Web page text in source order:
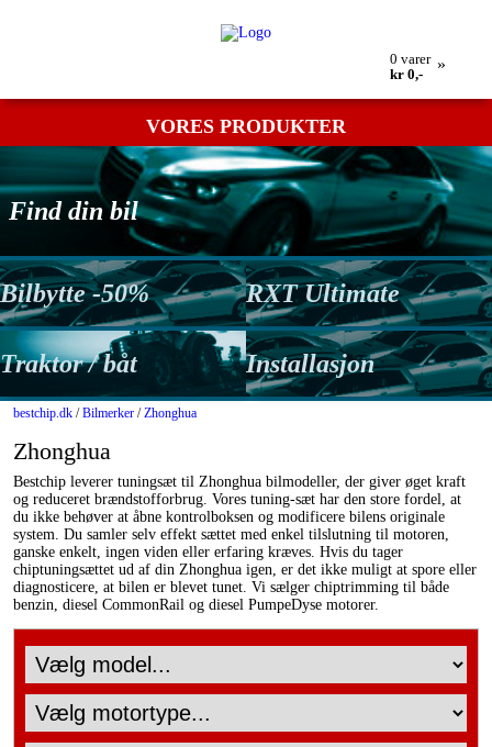
0 varer
kr 0,-
»
VORES PRODUKTER
Find din bil
Bilbytte -50% RXT Ultimate
Traktor / båt Installasjon
bestchip.dk /Bilmerker /Zhonghua
Zhonghua
Bestchip leverer tuningsæt til Zhonghua bilmodeller, der giver øget kraft
og reduceret brændstofforbrug. Vores tuning-sæt har den store fordel, at
du ikke behøver at åbne kontrolboksen og modificere bilens originale
system. Du samler selv effekt sættet med enkel tilslutning til motoren,
ganske enkelt, ingen viden eller erfaring kræves. Hvis du tager
chiptuningsættet ud af din Zhonghua igen, er det ikke muligt at spore eller
diagnosticere, at bilen er blevet tunet. Vi sælger chiptrimming til både
benzin, diesel CommonRail og diesel PumpeDyse motorer.